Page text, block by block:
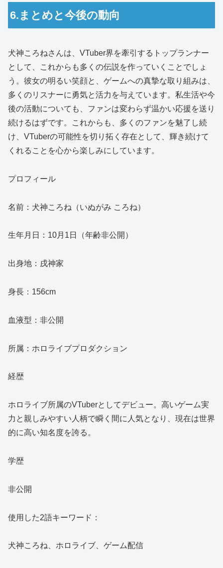
6.まとめと今後の動向
犬神ころねさんは、VTuber界を牽引するトップランナー
として、これからも多くの伝説を作っていくことでしょ
う。彼女の明るい笑顔と、ゲームへの真摯な取り組みは、
多くのリスナーに勇気と活力を与えています。私生活や今
後の活動についても、ファンは変わらず温かい応援を送り
続けるはずです。これからも、多くのファンを魅了し続
け、VTuberの可能性を切り拓く存在として、輝き続けて
くれることを心から楽しみにしています。
プロフィール
名前：犬神ころね（いぬがみ ころね）
生年月日：10月1日（年齢非公開）
出身地：戌神家
身長：156cm
血液型：非公開
所属：ホロライブプロダクション
経歴
ホロライブ所属のVTuberとしてデビュー。高いゲーム実
力と親しみやすい人柄で瞬く間に人気となり、現在は世界
的に高い知名度を誇る。
学歴
非公開
使用した2語キーワード：
犬神ころね、ホロライブ、ゲーム配信